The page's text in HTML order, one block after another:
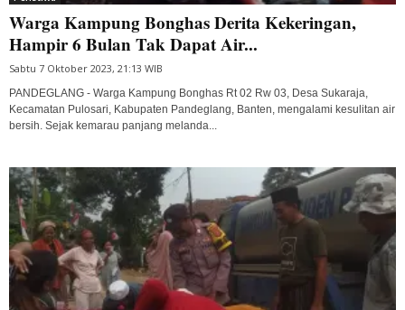
Warga Kampung Bonghas Derita Kekeringan,
Hampir 6 Bulan Tak Dapat Air...
Sabtu 7 Oktober 2023, 21:13 WIB
PANDEGLANG - Warga Kampung Bonghas Rt 02 Rw 03, Desa Sukaraja,
Kecamatan Pulosari, Kabupaten Pandeglang, Banten, mengalami kesulitan air
bersih. Sejak kemarau panjang melanda...